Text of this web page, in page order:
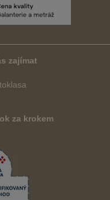
zajímat
za krokem